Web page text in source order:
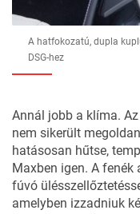
A hatfokozatú, dupla
DSG-hez
Annál jobb a klíma.
nem sikerült
hatásosan hűtse,
Maxben igen. A fenék
fúvó
amelyben izzadniuk